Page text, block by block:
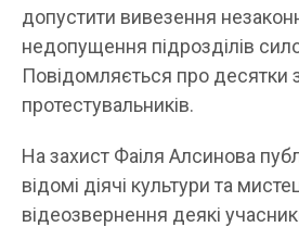
допустити вивезення
недопущення підрозділів
Повідомляється про десятки
протестувальників.
На захист Фаіля Алсинова
відомі діячі культури та
відеозвернення деякі